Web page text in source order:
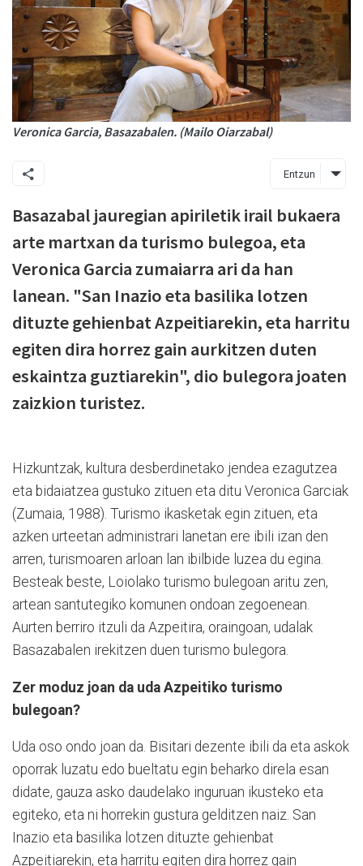
Veronica Garcia, Basazabalen. (Mailo Oiarzabal)
Entzun
Basazabal jauregian apiriletik irail bukaera
arte martxan da turismo bulegoa, eta
Veronica Garcia zumaiarra ari da han
lanean. "San Inazio eta basilika lotzen
dituzte gehienbat Azpeitiarekin, eta harritu
egiten dira horrez gain aurkitzen duten
eskaintza guztiarekin", dio bulegora joaten
zaizkion turistez.
Hizkuntzak, kultura desberdinetako jendea ezagutzea
eta bidaiatzea gustuko zituen eta ditu Veronica Garciak
(Zumaia, 1988). Turismo ikasketak egin zituen, eta
azken urteetan administrari lanetan ere ibili izan den
arren, turismoaren arloan lan ibilbide luzea du egina.
Besteak beste, Loiolako turismo bulegoan aritu zen,
artean santutegiko komunen ondoan zegoenean.
Aurten berriro itzuli da Azpeitira, oraingoan, udalak
Basazabalen irekitzen duen turismo bulegora.
Zer moduz joan da uda Azpeitiko turismo
bulegoan?
Uda oso ondo joan da. Bisitari dezente ibili da eta askok
oporrak luzatu edo bueltatu egin beharko direla esan
didate, gauza asko daudelako inguruan ikusteko eta
egiteko, eta ni horrekin gustura gelditzen naiz. San
Inazio eta basilika lotzen dituzte gehienbat
Azpeitiarekin, eta harritu egiten dira horrez gain